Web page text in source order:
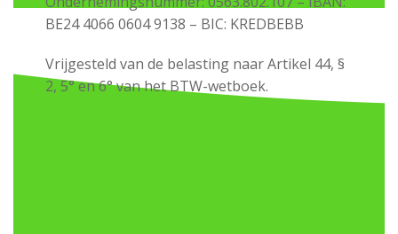
BE24 4066 0604 9138 – BIC: KREDBEBB
Vrijgesteld van de belasting naar Artikel 44, §
2, 5° en 6° van het BTW-wetboek.